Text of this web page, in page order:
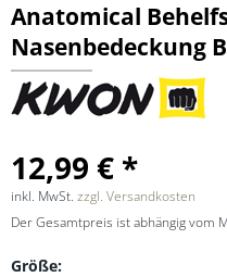
Anatomical
Nasenbedeckung
12,99 € *
inkl. MwSt. zzgl. Versandkosten
Der Gesamtpreis ist abhängig vom
Größe: